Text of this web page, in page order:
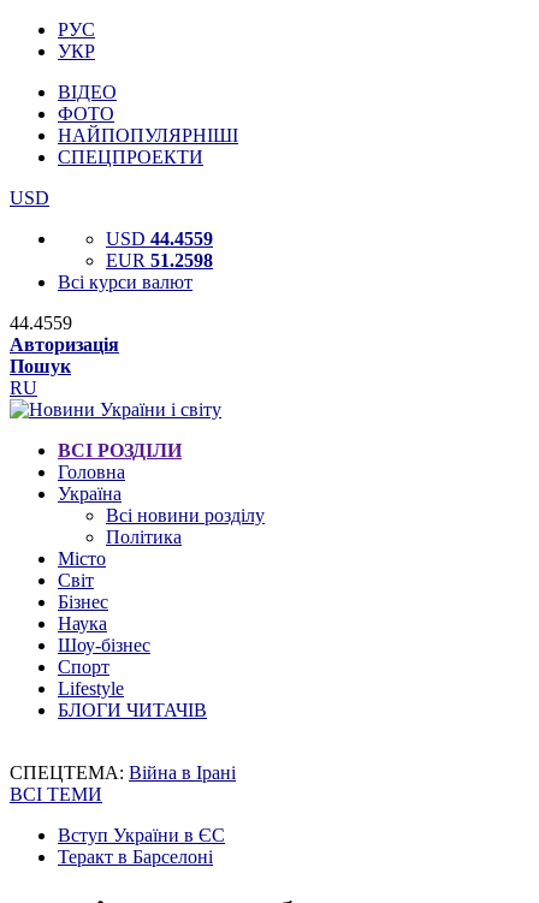
РУС
УКР
ВІДЕО
ФОТО
НАЙПОПУЛЯРНІШІ
СПЕЦПРОЕКТИ
USD
USD 44.4559
EUR 51.2598
Всі курси валют
44.4559
Авторизація
Пошук
RU
ВСІ РОЗДІЛИ
Головна
Україна
Всі новини розділу
Політика
Місто
Світ
Бізнес
Наука
Шоу-бізнес
Спорт
Lifestyle
БЛОГИ ЧИТАЧІВ
СПЕЦТЕМА: Війна в Ірані
ВСІ ТЕМИ
Вступ України в ЄС
Теракт в Барселоні